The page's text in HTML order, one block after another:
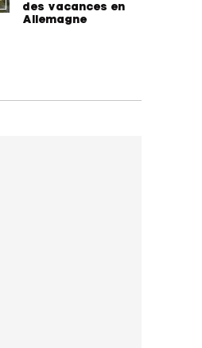
des vacances en
Allemagne